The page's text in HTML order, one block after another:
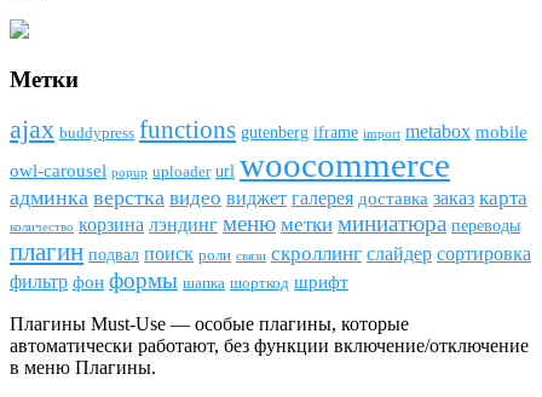
Метки
ajax buddypress funсtions gutenberg iframe import metabox mobile
owl-carousel popup uploader url woocommerce
админка верстка видео виджет галерея доставка заказ карта
количество корзина лэндинг меню метки миниатюра переводы
плагин подвал поиск роли связи скроллинг слайдер сортировка
фильтр фон формы шапка шорткод шрифт
Плагины Must-Use — особые плагины, которые
автоматически работают, без функции включение/отключение
в меню Плагины.